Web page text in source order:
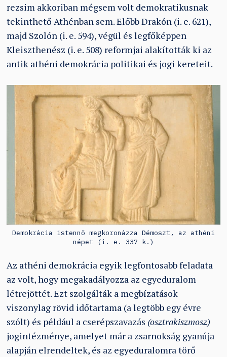
rezsim akkoriban mégsem volt demokratikusnak
tekinthető Athénban sem. Előbb Drakón (i. e. 621),
majd Szolón (i. e. 594), végül és legfőképpen
Kleiszthenész (i. e. 508) reformjai alakították ki az
antik athéni demokrácia politikai és jogi kereteit.
Demokrácia istennő megkoronázza Démoszt, az athéni
népet (i. e. 337 k.)
Az athéni demokrácia egyik legfontosabb feladata
az volt, hogy megakadályozza az egyeduralom
létrejöttét. Ezt szolgálták a megbízatások
viszonylag rövid időtartama (a legtöbb egy évre
szólt) és például a cserépszavazás (osztrakiszmosz)
jogintézménye, amelyet már a zsarnokság gyanúja
alapján elrendeltek, és az egyeduralomra törő